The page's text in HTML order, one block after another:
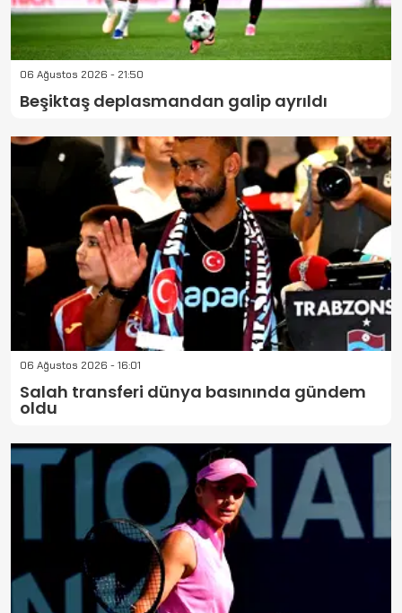
06 Ağustos 2026 - 21:50
Beşiktaş deplasmandan galip ayrıldı
06 Ağustos 2026 - 16:01
Salah transferi dünya basınında gündem
oldu